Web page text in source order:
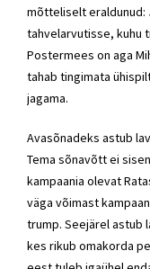
mõtteliselt eraldunud:
tahvelarvutisse, kuhu
Postermees on aga
tahab tingimata
jagama.
Avasõnadeks astub
Tema sõnavõtt ei
kampaania olevat
väga võimast
trump. Seejärel astub
kes rikub omakorda